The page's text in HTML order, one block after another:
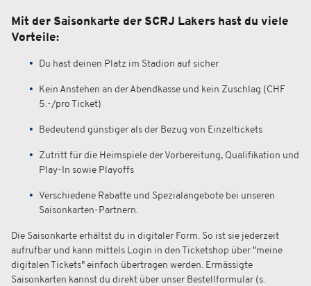
Mit der Saisonkarte der SCRJ Lakers hast du viele
Vorteile:
Du hast deinen Platz im Stadion auf sicher
Kein Anstehen an der Abendkasse und kein Zuschlag (CHF
5.-/pro Ticket)
Bedeutend günstiger als der Bezug von Einzeltickets
Zutritt für die Heimspiele der Vorbereitung, Qualifikation und
Play-In sowie Playoffs
Verschiedene Rabatte und Spezialangebote bei unseren
Saisonkarten-Partnern.
Die Saisonkarte erhältst du in digitaler Form. So ist sie jederzeit
aufrufbar und kann mittels Login in den Ticketshop über "meine
digitalen Tickets" einfach übertragen werden. Ermässigte
Saisonkarten kannst du direkt über unser Bestellformular (s.